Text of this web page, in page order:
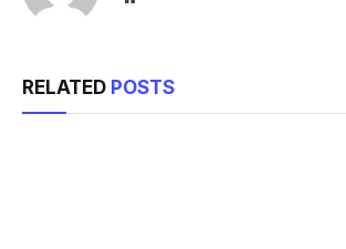
RELATED POSTS